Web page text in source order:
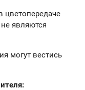
цветопередаче
являются
могут вестись